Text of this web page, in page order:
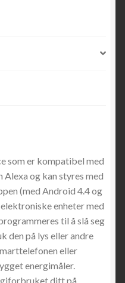
som er kompatibel med
og kan styres med
(med Android 4.4 og
enheter med
til å slå seg
den på lys eller andre
eller
energimåler.
ditt på